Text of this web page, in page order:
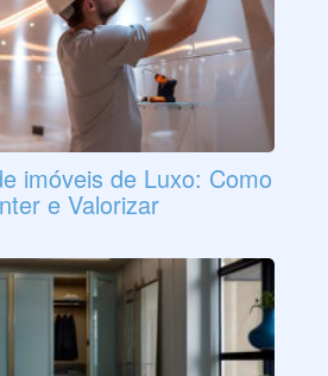
imóveis de Luxo: Como
e Valorizar